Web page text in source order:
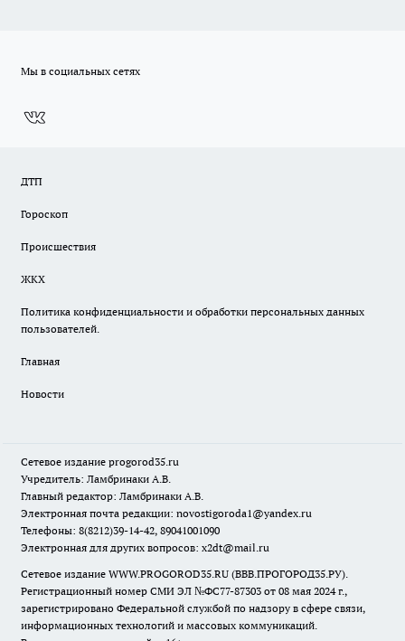
Мы в социальных сетях
ДТП
Гороскоп
Происшествия
ЖКХ
Политика конфиденциальности и обработки персональных данных
пользователей.
Главная
Новости
Сетевое издание progorod35.ru
Учредитель: Ламбринаки А.В.
Главный редактор: Ламбринаки А.В.
Электронная почта редакции: novostigoroda1@yandex.ru
Телефоны: 8(8212)39-14-42, 89041001090
Электронная для других вопросов: x2dt@mail.ru
Сетевое издание WWW.PROGOROD35.RU (ВВВ.ПРОГОРОД35.РУ).
Регистрационный номер СМИ ЭЛ №ФС77-87303 от 08 мая 2024 г.,
зарегистрировано Федеральной службой по надзору в сфере связи,
информационных технологий и массовых коммуникаций.